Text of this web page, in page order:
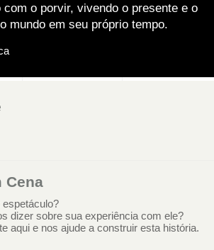
com o porvir, vivendo o presente e o
mundo em seu próprio tempo.
Cena
dizer sobre sua experiência com ele?
aqui e nos ajude a construir esta história.